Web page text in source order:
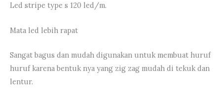
Led stripe type s 120 led/m.
Mata led lebih rapat
Sangat bagus dan mudah digunakan untuk membuat huruf
huruf karena bentuk nya yang zig zag mudah di tekuk dan
lentur.